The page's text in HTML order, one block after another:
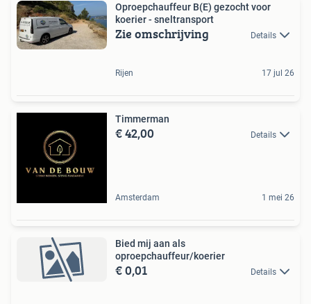
Oproepchauffeur B(E) gezocht voor
koerier - sneltransport
Zie omschrijving Details
Rijen 17 jul 26
Timmerman
€ 42,00 Details
Amsterdam 1 mei 26
Bied mij aan als
oproepchauffeur/koerier
€ 0,01 Details